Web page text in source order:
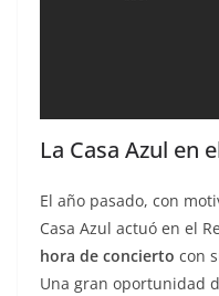
La Casa Azul en
El año pasado, con
Casa Azul actuó en el
hora de concierto con
Una gran oportunidad